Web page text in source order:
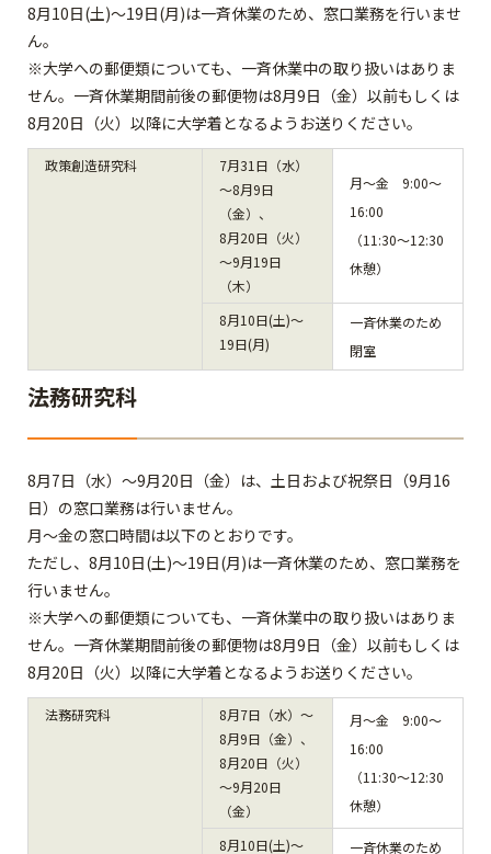
8月10日(土)～19日(月)は一斉休業のため、窓口業務を行いませ
ん。
※大学への郵便類についても、一斉休業中の取り扱いはありま
せん。一斉休業期間前後の郵便物は8月9日（金）以前もしくは
8月20日（火）以降に大学着となるようお送りください。
政策創造研究科
7月31日（水）
～8月9日
（金）、
8月20日（火）
～9月19日
（木）
月～金 9:00～
16:00
（11:30～12:30
休憩）
8月10日(土)～
19日(月)
一斉休業のため
閉室
法務研究科
8月7日（水）～9月20日（金）は、土日および祝祭日（9月16
日）の窓口業務は行いません。
月～金の窓口時間は以下のとおりです。
ただし、8月10日(土)～19日(月)は一斉休業のため、窓口業務を
行いません。
※大学への郵便類についても、一斉休業中の取り扱いはありま
せん。一斉休業期間前後の郵便物は8月9日（金）以前もしくは
8月20日（火）以降に大学着となるようお送りください。
法務研究科
8月7日（水）～
8月9日（金）、
8月20日（火）
～9月20日
（金）
月～金 9:00～
16:00
（11:30～12:30
休憩）
8月10日(土)～ 一斉休業のため